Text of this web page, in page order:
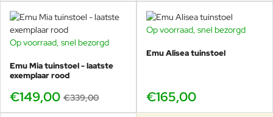
Rechthoekig & bartafels
120x80– ideaal voor 4–6 personen:
Nova bartafels
90x90 bartafel
bekijk 90x90 hoog
120x80 bartafel:bekijk 120x80 hoog
-56%
Op voorraad, snel bezorgd
Emu Mia tuinstoel - laatste
exemplaar rood
€149,00 €339,00
Op voorraad, snel bezorgd
Emu Alisea tuinstoel
€165,00